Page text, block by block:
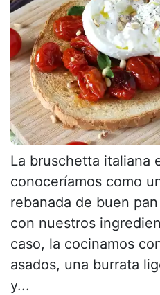
La bruschetta italiana
conoceríamos como
rebanada de buen
con nuestros
caso, la cocinamos
asados, una burrata
y...